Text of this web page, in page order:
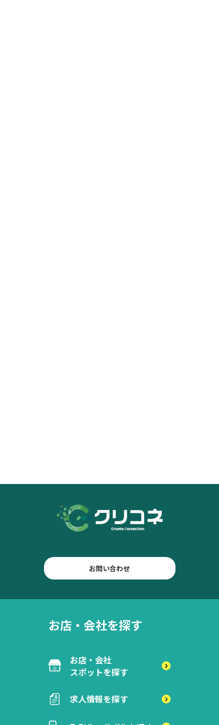
お問い合わせ
お店・会社を探す
お店・会社
スポットを探す
求人情報を探す